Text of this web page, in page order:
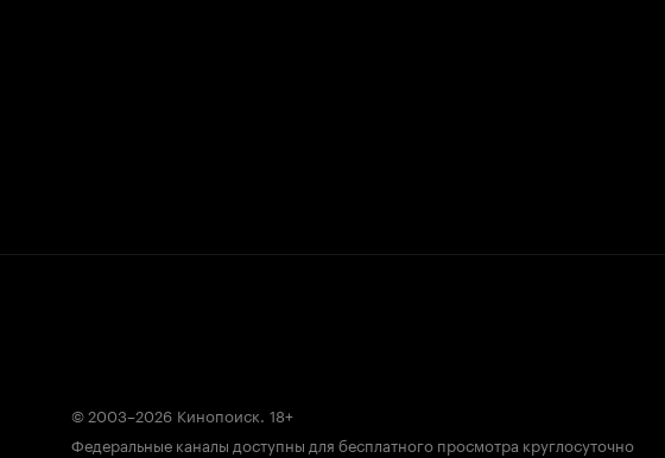
© 2003–2026 Кинопоиск. 18+
Федеральные каналы доступны для бесплатного просмотра круглосуточно